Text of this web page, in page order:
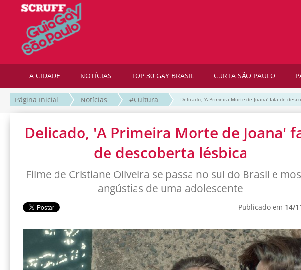
A CIDADE NOTÍCIAS TOP 30 GAY BRASIL CURTA SÃO PAULO
Página Inicial Notícias #Cultura Delicado, 'A Primeira Morte de Joana' fala de
Delicado, 'A Primeira Morte de Joana'
de descoberta lésbica
Filme de Cristiane Oliveira se passa no sul do Brasil e
angústias de uma adolescente
Publicado em 14/